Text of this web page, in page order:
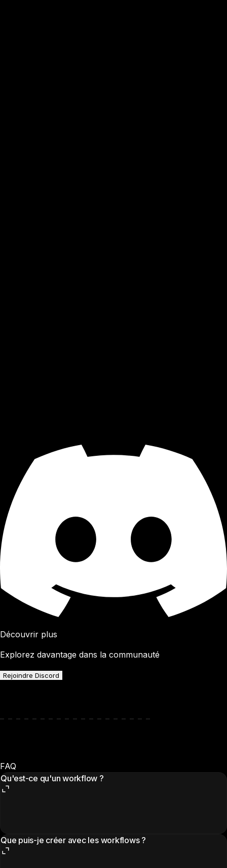
Découvrir plus
Explorez davantage dans la communauté
Rejoindre Discord
FAQ
Qu'est-ce qu'un workflow ?
Que puis-je créer avec les workflows ?